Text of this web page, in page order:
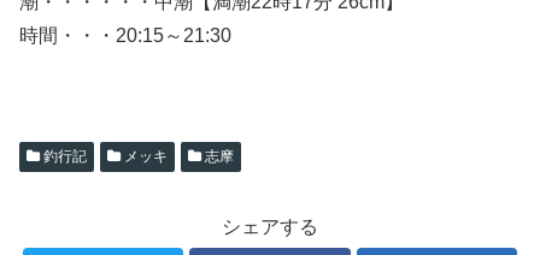
時間・・・20:15～21:30
釣行記 メッキ 志摩
シェアする